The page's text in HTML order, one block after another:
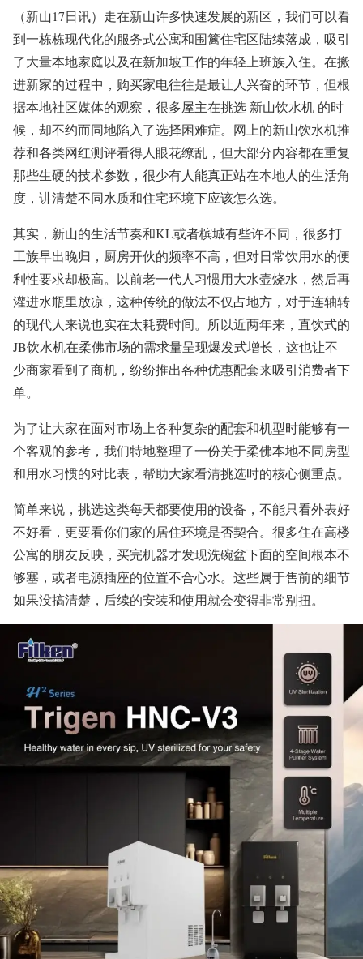
（新山17日讯）走在新山许多快速发展的新区，我们可以看
到一栋栋现代化的服务式公寓和围篱住宅区陆续落成，吸引
了大量本地家庭以及在新加坡工作的年轻上班族入住。在搬
进新家的过程中，购买家电往往是最让人兴奋的环节，但根
据本地社区媒体的观察，很多屋主在挑选 新山饮水机 的时
候，却不约而同地陷入了选择困难症。网上的新山饮水机推
荐和各类网红测评看得人眼花缭乱，但大部分内容都在重复
那些生硬的技术参数，很少有人能真正站在本地人的生活角
度，讲清楚不同水质和住宅环境下应该怎么选。
其实，新山的生活节奏和KL或者槟城有些许不同，很多打
工族早出晚归，厨房开伙的频率不高，但对日常饮用水的便
利性要求却极高。以前老一代人习惯用大水壶烧水，然后再
灌进水瓶里放凉，这种传统的做法不仅占地方，对于连轴转
的现代人来说也实在太耗费时间。所以近两年来，直饮式的
JB饮水机在柔佛市场的需求量呈现爆发式增长，这也让不
少商家看到了商机，纷纷推出各种优惠配套来吸引消费者下
单。
为了让大家在面对市场上各种复杂的配套和机型时能够有一
个客观的参考，我们特地整理了一份关于柔佛本地不同房型
和用水习惯的对比表，帮助大家看清挑选时的核心侧重点。
简单来说，挑选这类每天都要使用的设备，不能只看外表好
不好看，更要看你们家的居住环境是否契合。很多住在高楼
公寓的朋友反映，买完机器才发现洗碗盆下面的空间根本不
够塞，或者电源插座的位置不合心水。这些属于售前的细节
如果没搞清楚，后续的安装和使用就会变得非常别扭。